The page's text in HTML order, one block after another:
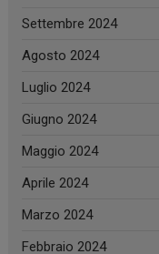
Settembre 2024
Agosto 2024
Luglio 2024
Giugno 2024
Maggio 2024
Aprile 2024
Marzo 2024
Febbraio 2024